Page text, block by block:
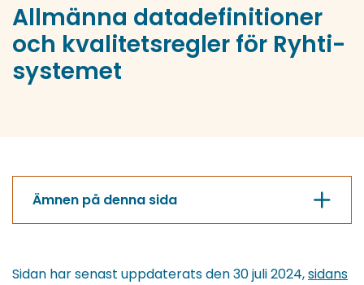
Allmänna datadefinitioner
och kvalitetsregler för Ryhti-
systemet
Ämnen på denna sida
Sidan har senast uppdaterats den 30 juli 2024,sidans